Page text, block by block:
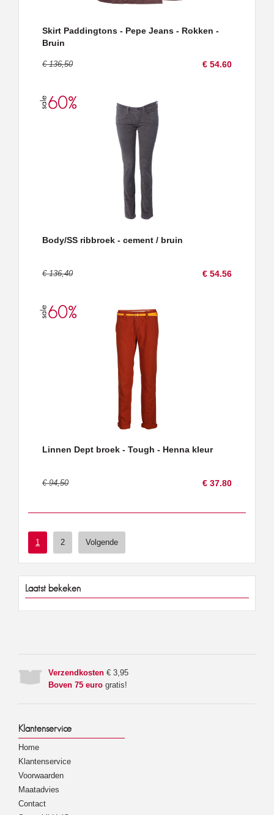
Skirt Paddingtons - Pepe Jeans - Rokken -
Bruin
€ 136,50 € 54.60
Body/SS ribbroek - cement / bruin
€ 136,40 € 54.56
Linnen Dept broek - Tough - Henna kleur
€ 94,50 € 37.80
1 2 Volgende
Laatst bekeken
Verzendkosten € 3,95
Boven 75 euro gratis!
Klantenservice
Home
Klantenservice
Voorwaarden
Maatadvies
Contact